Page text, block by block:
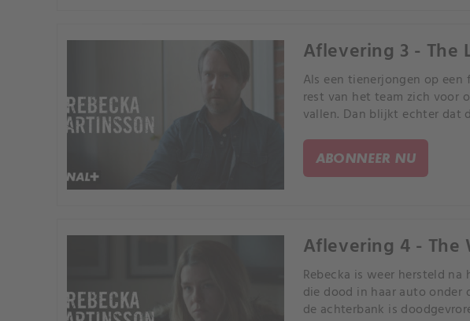
Aflevering 3 - The
Als een tienerjongen op
rest van het team zich voor
vallen. Dan blijkt echter dat
ABONNEER NU
Aflevering 4 - The
Rebecka is weer hersteld
die dood in haar auto onder
de achterbank is